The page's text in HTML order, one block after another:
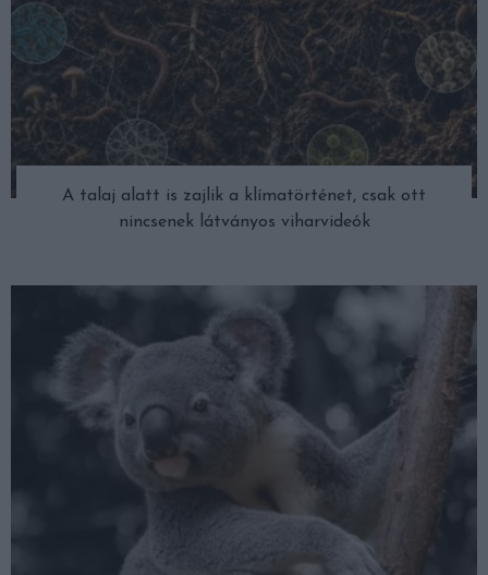
A talaj alatt is zajlik a klímatörténet, csak ott
nincsenek látványos viharvideók